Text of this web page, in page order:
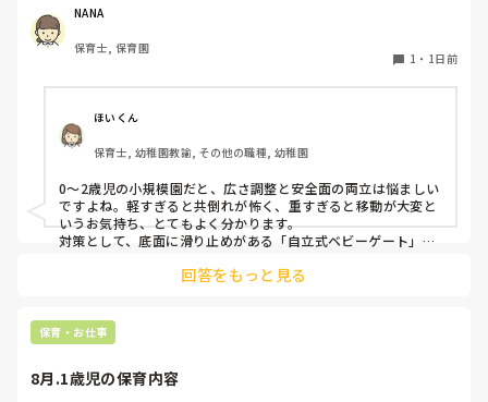
事をシャットアウトして、必要なことだけ話している状態で
すが、子どもの怪我などに繋がることもあり、とても精神的
に辛いです。
私はこの職場に異動して日数も浅いので、相談できる人もあ
まりいないです。（系列園からの異動）
とりあえず、来年は一緒に組みたくない意思を園長に示す予
定ですが、どう頑張ってもあと5ヶ月頑張れる自信が無くな
りつつあります…。
うな素材で軽いので、ちょっと体が当たると倒れたり、つか
まり立ちが不安定な子にとっては共倒れになったりで危険で
す。かと言って固定してしまうと活動によって柔軟に移動す
しっかりした重いものを置いていましたが、移動が大変で使
い勝手が悪く、子どもがぶつかって倒れた時に怖い思いをし
ました。
皆さんの園ではどんなもので工夫されていますか？
NANA
保育士, 保育園
1 ・ 1日前
ほいくん
保育士, 幼稚園教諭, その他の職種, 幼稚園
0〜2歳児の小規模園だと、広さ調整と安全面の両立は悩ましい
ですよね。軽すぎると共倒れが怖く、重すぎると移動が大変と
いうお気持ち、とてもよく分かります。
対策として、底面に滑り止めがある「自立式ベビーゲート」な
た、ストッパー付きキャスターをつけたロー棚を仕切りにすれ
り、脚元に水入りペットボトルなどの重りを付けて補強してみ
てくださいね。安全で使いやすい方法が見つかるよう応援して
回答をもっと見る
保育・お仕事
8月.1歳児の保育内容